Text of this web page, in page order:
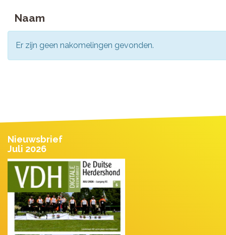
Naam
Er zijn geen nakomelingen gevonden.
Nieuwsbrief
Juli 2026